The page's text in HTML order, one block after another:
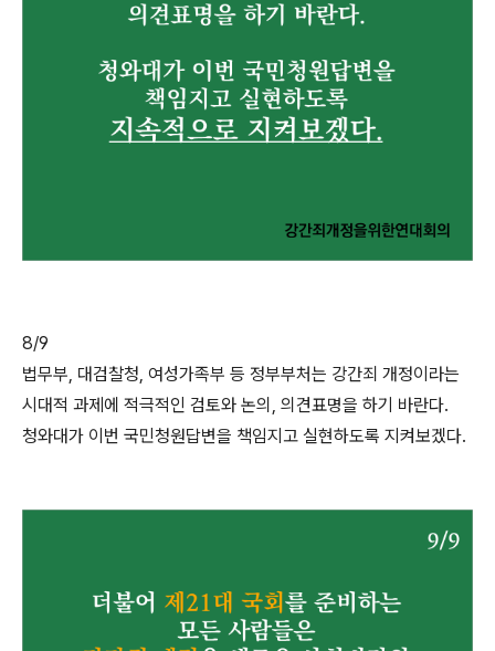
8/9
법무부, 대검찰청, 여성가족부 등 정부부처는 강간죄 개정이라는
시대적 과제에 적극적인 검토와 논의, 의견표명을 하기 바란다.
청와대가 이번 국민청원답변을 책임지고 실현하도록 지켜보겠다.